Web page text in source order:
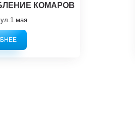
КОМАРОВ
мая